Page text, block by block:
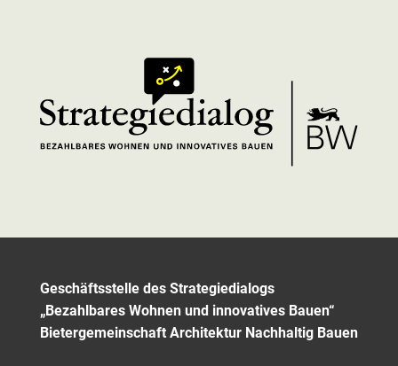
Geschäftsstelle des Strategiedialogs
„Bezahlbares Wohnen und innovatives Bauen“
Bietergemeinschaft Architektur Nachhaltig Bauen